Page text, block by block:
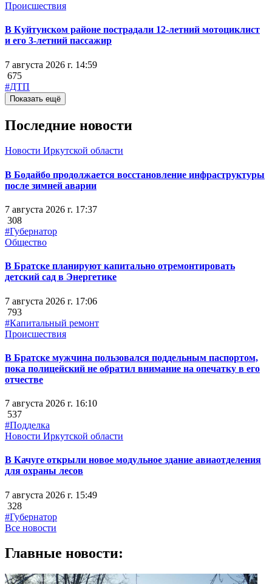
Происшествия
В Куйтунском районе пострадали 12-летний мотоциклист
и его 3-летний пассажир
7 августа 2026 г. 14:59
675
#ДТП
Показать ещё
Последние новости
Новости Иркутской области
В Бодайбо продолжается восстановление инфраструктуры
после зимней аварии
7 августа 2026 г. 17:37
308
#Губернатор
Общество
В Братске планируют капитально отремонтировать
детский сад в Энергетике
7 августа 2026 г. 17:06
793
#Капитальный ремонт
Происшествия
В Братске мужчина пользовался поддельным паспортом,
пока полицейский не обратил внимание на опечатку в его
отчестве
7 августа 2026 г. 16:10
537
#Подделка
Новости Иркутской области
В Качуге открыли новое модульное здание авиаотделения
для охраны лесов
7 августа 2026 г. 15:49
328
#Губернатор
Все новости
Главные новости: